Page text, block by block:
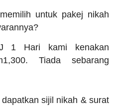
untuk pakej nikah
1 Hari kami kenakan
Tiada sebarang
sijil nikah & surat